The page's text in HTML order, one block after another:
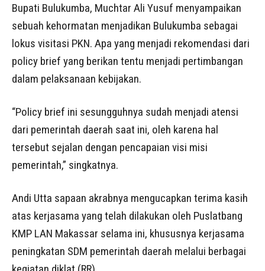
Bupati Bulukumba, Muchtar Ali Yusuf menyampaikan
sebuah kehormatan menjadikan Bulukumba sebagai
lokus visitasi PKN. Apa yang menjadi rekomendasi dari
policy brief yang berikan tentu menjadi pertimbangan
dalam pelaksanaan kebijakan.
“Policy brief ini sesungguhnya sudah menjadi atensi
dari pemerintah daerah saat ini, oleh karena hal
tersebut sejalan dengan pencapaian visi misi
pemerintah,” singkatnya.
Andi Utta sapaan akrabnya mengucapkan terima kasih
atas kerjasama yang telah dilakukan oleh Puslatbang
KMP LAN Makassar selama ini, khususnya kerjasama
peningkatan SDM pemerintah daerah melalui berbagai